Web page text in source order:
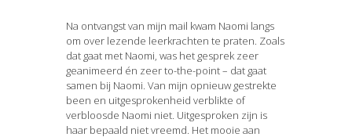
Na ontvangst van mijn mail kwam Naomi langs
om over lezende leerkrachten te praten. Zoals
dat gaat met Naomi, was het gesprek zeer
geanimeerd én zeer to-the-point – dat gaat
samen bij Naomi. Van mijn opnieuw gestrekte
been en uitgesprokenheid verblikte of
verbloosde Naomi niet. Uitgesproken zijn is
haar bepaald niet vreemd. Het mooie aan